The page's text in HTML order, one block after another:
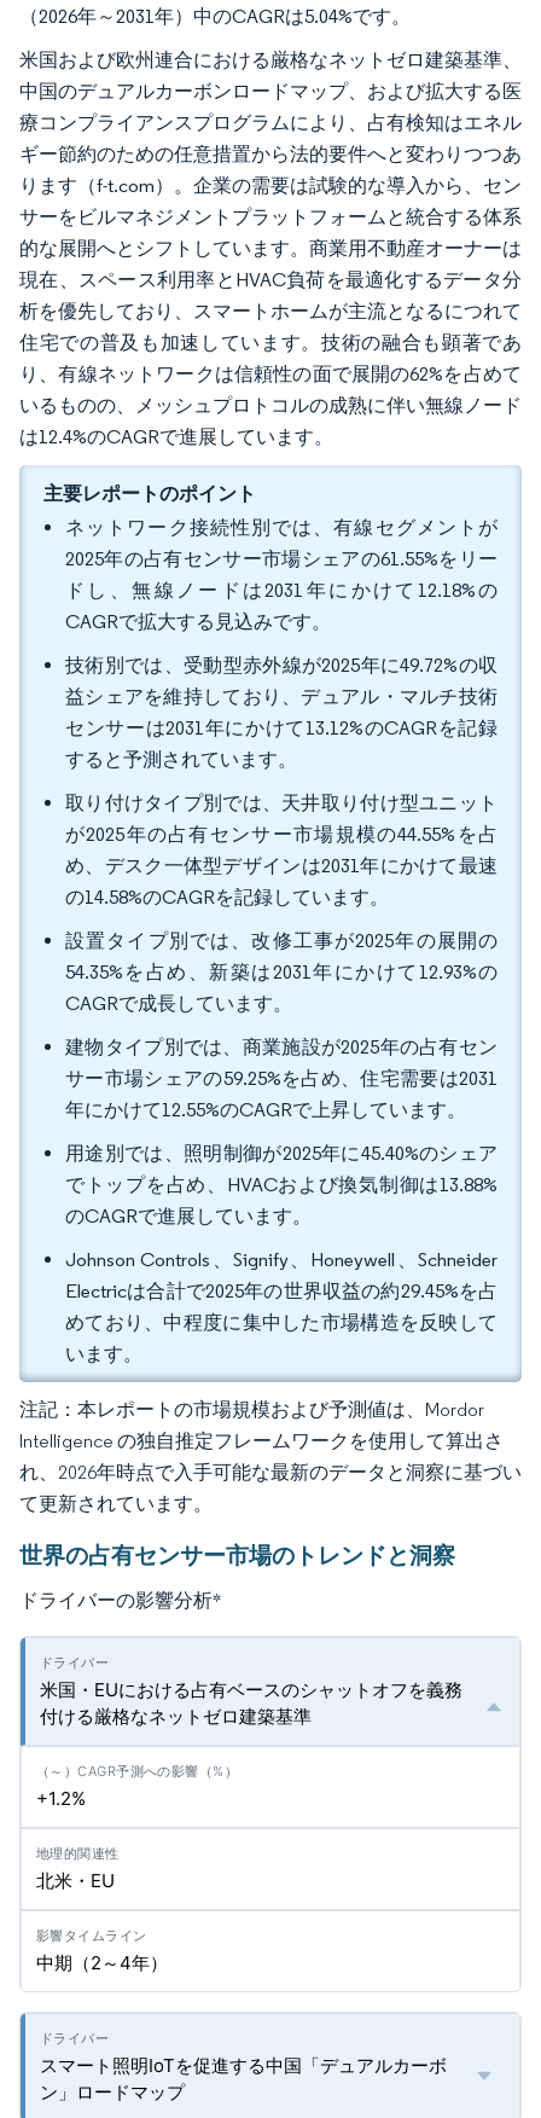
（2026年～2031年）中のCAGRは5.04%です。
米国および欧州連合における厳格なネットゼロ建築基準、
中国のデュアルカーボンロードマップ、および拡大する医
療コンプライアンスプログラムにより、占有検知はエネル
ギー節約のための任意措置から法的要件へと変わりつつあ
ります（f-t.com）。企業の需要は試験的な導入から、セン
サーをビルマネジメントプラットフォームと統合する体系
的な展開へとシフトしています。商業用不動産オーナーは
現在、スペース利用率とHVAC負荷を最適化するデータ分
析を優先しており、スマートホームが主流となるにつれて
住宅での普及も加速しています。技術の融合も顕著であ
り、有線ネットワークは信頼性の面で展開の62%を占めて
いるものの、メッシュプロトコルの成熟に伴い無線ノード
は12.4%のCAGRで進展しています。
主要レポートのポイント
ネットワーク接続性別では、有線セグメントが
2025年の占有センサー市場シェアの61.55%をリー
ドし、無線ノードは2031年にかけて12.18%の
CAGRで拡大する見込みです。
技術別では、受動型赤外線が2025年に49.72%の収
益シェアを維持しており、デュアル・マルチ技術
センサーは2031年にかけて13.12%のCAGRを記録
すると予測されています。
取り付けタイプ別では、天井取り付け型ユニット
が2025年の占有センサー市場規模の44.55%を占
め、デスク一体型デザインは2031年にかけて最速
の14.58%のCAGRを記録しています。
設置タイプ別では、改修工事が2025年の展開の
54.35%を占め、新築は2031年にかけて12.93%の
CAGRで成長しています。
建物タイプ別では、商業施設が2025年の占有セン
サー市場シェアの59.25%を占め、住宅需要は2031
年にかけて12.55%のCAGRで上昇しています。
用途別では、照明制御が2025年に45.40%のシェア
でトップを占め、HVACおよび換気制御は13.88%
のCAGRで進展しています。
Johnson Controls、Signify、Honeywell、Schneider
Electricは合計で2025年の世界収益の約29.45%を占
めており、中程度に集中した市場構造を反映して
います。
注記：本レポートの市場規模および予測値は、Mordor
Intelligence の独自推定フレームワークを使用して算出さ
れ、2026年時点で入手可能な最新のデータと洞察に基づい
て更新されています。
世界の占有センサー市場のトレンドと洞察
ドライバーの影響分析*
米国・EUにおける占有ベースのシャットオフを義務
付ける厳格なネットゼロ建築基準
+1.2%
北米・EU
中期（2～4年）
スマート照明IoTを促進する中国「デュアルカーボ
ン」ロードマップ